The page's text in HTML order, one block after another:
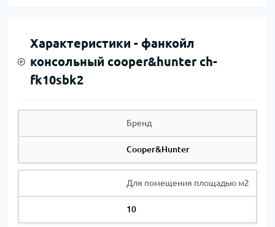
Характеристики - фанкойл
консольный cooper&hunter ch-
fk10sbk2
Бренд
Cooper&Hunter
Для помещения площадью м2
10